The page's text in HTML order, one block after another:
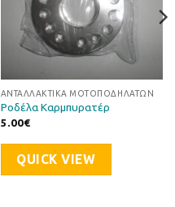
ΑΝΤΑΛΛΑΚΤΙΚΆ ΜΟΤΟΠΟΔΗΛΆΤΩΝ
Ροδέλα Καρμπυρατέρ
5.00€
QUICK VIEW